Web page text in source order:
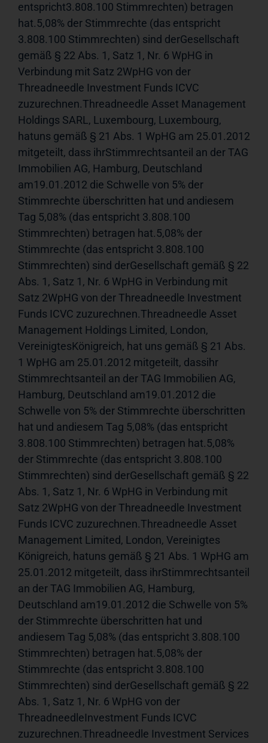
entspricht3.808.100 Stimmrechten) betragen
hat.5,08% der Stimmrechte (das entspricht
3.808.100 Stimmrechten) sind derGesellschaft
gemäß § 22 Abs. 1, Satz 1, Nr. 6 WpHG in
Verbindung mit Satz 2WpHG von der
Threadneedle Investment Funds ICVC
zuzurechnen.Threadneedle Asset Management
Holdings SARL, Luxembourg, Luxembourg,
hatuns gemäß § 21 Abs. 1 WpHG am 25.01.2012
mitgeteilt, dass ihrStimmrechtsanteil an der TAG
Immobilien AG, Hamburg, Deutschland
am19.01.2012 die Schwelle von 5% der
Stimmrechte überschritten hat und andiesem
Tag 5,08% (das entspricht 3.808.100
Stimmrechten) betragen hat.5,08% der
Stimmrechte (das entspricht 3.808.100
Stimmrechten) sind derGesellschaft gemäß § 22
Abs. 1, Satz 1, Nr. 6 WpHG in Verbindung mit
Satz 2WpHG von der Threadneedle Investment
Funds ICVC zuzurechnen.Threadneedle Asset
Management Holdings Limited, London,
VereinigtesKönigreich, hat uns gemäß § 21 Abs.
1 WpHG am 25.01.2012 mitgeteilt, dassihr
Stimmrechtsanteil an der TAG Immobilien AG,
Hamburg, Deutschland am19.01.2012 die
Schwelle von 5% der Stimmrechte überschritten
hat und andiesem Tag 5,08% (das entspricht
3.808.100 Stimmrechten) betragen hat.5,08%
der Stimmrechte (das entspricht 3.808.100
Stimmrechten) sind derGesellschaft gemäß § 22
Abs. 1, Satz 1, Nr. 6 WpHG in Verbindung mit
Satz 2WpHG von der Threadneedle Investment
Funds ICVC zuzurechnen.Threadneedle Asset
Management Limited, London, Vereinigtes
Königreich, hatuns gemäß § 21 Abs. 1 WpHG am
25.01.2012 mitgeteilt, dass ihrStimmrechtsanteil
an der TAG Immobilien AG, Hamburg,
Deutschland am19.01.2012 die Schwelle von 5%
der Stimmrechte überschritten hat und
andiesem Tag 5,08% (das entspricht 3.808.100
Stimmrechten) betragen hat.5,08% der
Stimmrechte (das entspricht 3.808.100
Stimmrechten) sind derGesellschaft gemäß § 22
Abs. 1, Satz 1, Nr. 6 WpHG von der
ThreadneedleInvestment Funds ICVC
zuzurechnen.Threadneedle Investment Services